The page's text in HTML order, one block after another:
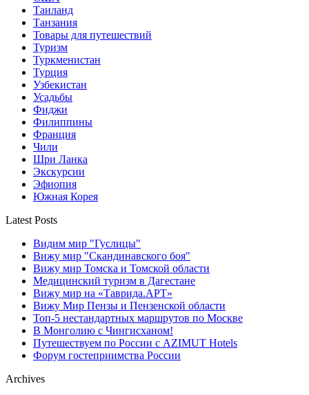
Таиланд
Танзания
Товары для путешествий
Туризм
Туркменистан
Турция
Узбекистан
Усадьбы
Фиджи
Филиппины
Франция
Чили
Шри Ланка
Экскурсии
Эфиопия
Южная Корея
Latest Posts
Видим мир "Гуслицы"
Вижу мир "Скандинавского боя"
Вижу мир Томска и Томской области
Медицинский туризм в Дагестане
Вижу мир на «Таврида.АРТ»
Вижу Мир Пензы и Пензенской области
Топ-5 нестандартных маршрутов по Москве
В Монголию с Чингисханом!
Путешествуем по России с AZIMUT Hotels
Форум гостеприимства России
Archives